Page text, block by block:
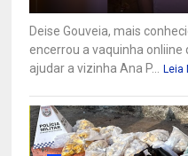
Deise Gouveia, mais
encerrou a vaquinha
ajudar a vizinha Ana P...
Leia